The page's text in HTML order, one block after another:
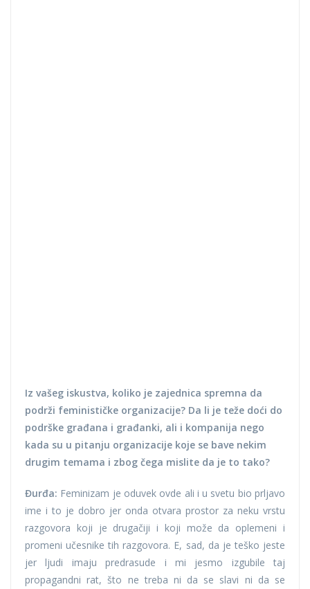
Iz vašeg iskustva, koliko je zajednica spremna da
podrži feminističke organizacije? Da li je teže doći do
podrške građana i građanki, ali i kompanija nego
kada su u pitanju organizacije koje se bave nekim
drugim temama i zbog čega mislite da je to tako?
Đurđa: Feminizam je oduvek ovde ali i u svetu bio prljavo
ime i to je dobro jer onda otvara prostor za neku vrstu
razgovora koji je drugačiji i koji može da oplemeni i
promeni učesnike tih razgovora. E, sad, da je teško jeste
jer ljudi imaju predrasude i mi jesmo izgubile taj
propagandni rat, što ne treba ni da se slavi ni da se